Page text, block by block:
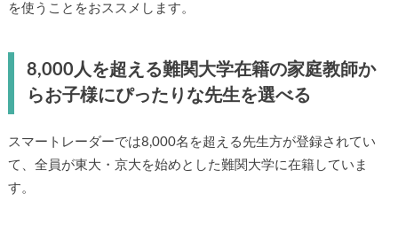
を使うことをおススメします。
8,000人を超える難関大学在籍の家庭教師か
らお子様にぴったりな先生を選べる
スマートレーダーでは8,000名を超える先生方が登録されてい
て、全員が東大・京大を始めとした難関大学に在籍していま
す。